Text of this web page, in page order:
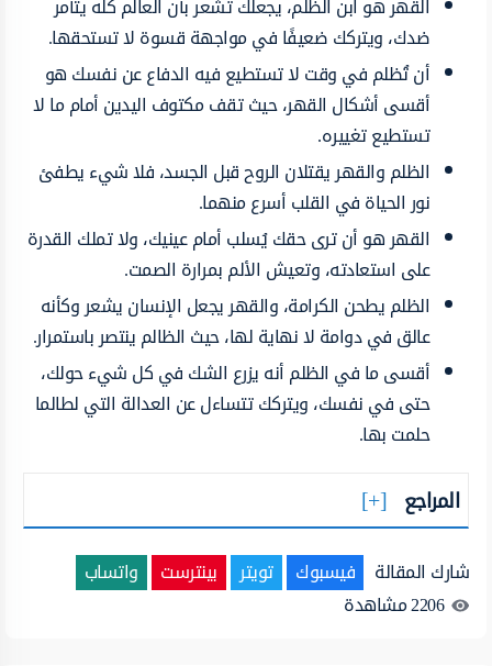
القهر هو ابن الظلم، يجعلك تشعر بأن العالم كله يتآمر
ضدك، ويتركك ضعيفًا في مواجهة قسوة لا تستحقها.
أن تُظلم في وقت لا تستطيع فيه الدفاع عن نفسك هو
أقسى أشكال القهر، حيث تقف مكتوف اليدين أمام ما لا
تستطيع تغييره.
الظلم والقهر يقتلان الروح قبل الجسد، فلا شيء يطفئ
نور الحياة في القلب أسرع منهما.
القهر هو أن ترى حقك يُسلب أمام عينيك، ولا تملك القدرة
على استعادته، وتعيش الألم بمرارة الصمت.
الظلم يطحن الكرامة، والقهر يجعل الإنسان يشعر وكأنه
عالق في دوامة لا نهاية لها، حيث الظالم ينتصر باستمرار.
أقسى ما في الظلم أنه يزرع الشك في كل شيء حولك،
حتى في نفسك، ويتركك تتساءل عن العدالة التي لطالما
حلمت بها.
المراجع
شارك المقالة فيسبوك تويتر بينترست
واتساب
2206مشاهدة